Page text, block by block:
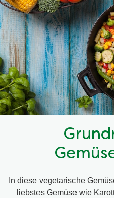
In diese vegetarische
liebstes Gemüse wie